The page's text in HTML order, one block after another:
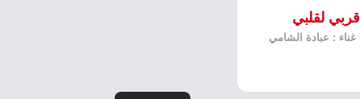
قربي لقلبي
غناء : عبادة الشامي